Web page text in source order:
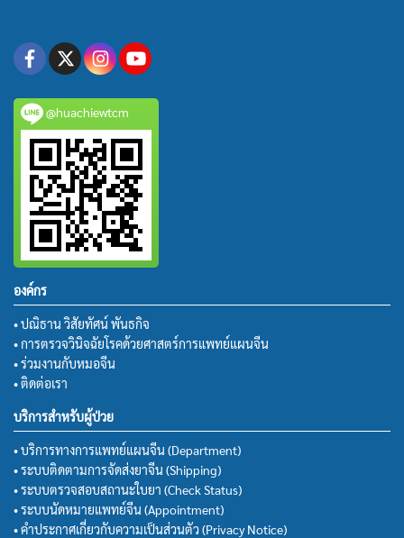
@huachiewtcm
องค์กร
• ปณิธาน วิสัยทัศน์ พันธกิจ
• การตรวจวินิจฉัยโรคด้วยศาสตร์การแพทย์แผนจีน
• ร่วมงานกับหมอจีน
• ติดต่อเรา
บริการสำหรับผู้ป่วย
• บริการทางการแพทย์แผนจีน (Department)
• ระบบติดตามการจัดส่งยาจีน (Shipping)
• ระบบตรวจสอบสถานะใบยา (Check Status)
• ระบบนัดหมายแพทย์จีน (Appointment)
• คำประกาศเกี่ยวกับความเป็นส่วนตัว (Privacy Notice)